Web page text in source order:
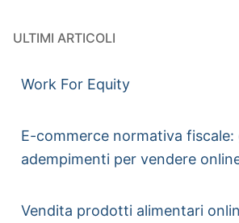
ULTIMI ARTICOLI
Work For Equity
E-commerce normativa fiscale:
adempimenti per vendere
Vendita prodotti alimentari